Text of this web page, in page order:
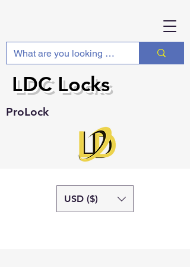
ProLock
LDC Locks
USD ($)